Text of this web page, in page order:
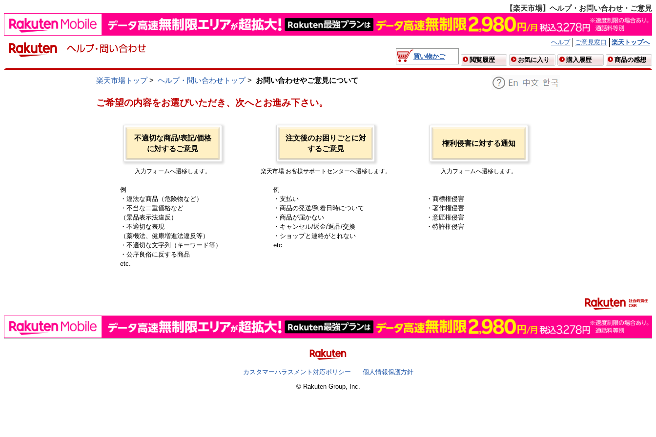
【楽天市場】ヘルプ・お問い合わせ・ご意見
ヘルプ ご意見窓口
楽天トップへ
買い物かご
閲覧履歴 お気に入り 購入履歴 商品の感想
楽天市場トップ> ヘルプ・問い合わせトップ> お問い合わせやご意見について
ご希望の内容をお選びいただき、次へとお進み下さい。
不適切な商品/表記/価格
に対するご意見
入力フォームへ遷移します。
例
・違法な商品（危険物など）
・不当な二重価格など
（景品表示法違反）
・不適切な表現
（薬機法、健康増進法違反等）
・不適切な文字列（キーワード等）
・公序良俗に反する商品
etc.
注文後のお困りごとに対
するご意見
楽天市場 お客様サポートセンターへ遷移します。
例
・支払い
・商品の発送/到着日時について
・商品が届かない
・キャンセル/返金/返品/交換
・ショップと連絡がとれない
etc.
権利侵害に対する通知
入力フォームへ遷移します。
・商標権侵害
・著作権侵害
・意匠権侵害
・特許権侵害
カスタマーハラスメント対応ポリシー
個人情報保護方針
© Rakuten Group, Inc.